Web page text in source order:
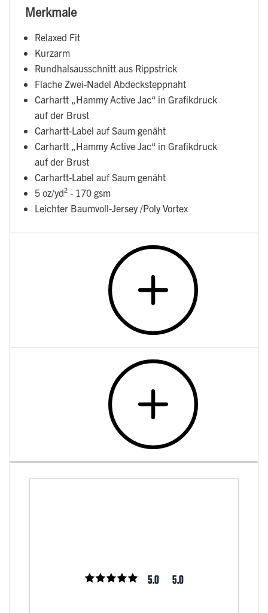
Merkmale
Relaxed Fit
Kurzarm
Rundhalsausschnitt aus Rippstrick
Flache Zwei-Nadel Abdecksteppnaht
Carhartt „Hammy Active Jac“ in Grafikdruck
auf der Brust
Carhartt-Label auf Saum genäht
Carhartt „Hammy Active Jac“ in Grafikdruck
auf der Brust
Carhartt-Label auf Saum genäht
5 oz/yd² - 170 gsm
Leichter Baumvoll-Jersey /Poly Vortex
5.0 5.0